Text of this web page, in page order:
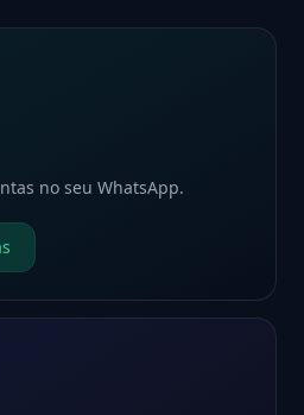
no seu WhatsApp.